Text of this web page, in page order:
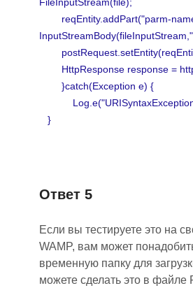
reqEntity.addPart("parm-
HttpResponse response =
}catch(Exception e) {
}
Ответ 5
Если вы тестируете это на
WAMP, вам может
временную папку для
можете сделать это в файле